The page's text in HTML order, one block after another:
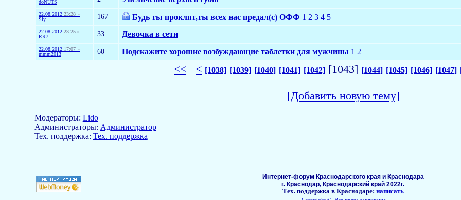
doNUTS
22.08.2012 23:28 »
Sly
167 Будь ты проклят,ты всех нас предал(с) ОФФ 1 2 3 4 5
22.08.2012 23:25 »
RR7
33 Девочка в сети
22.08.2012 17:07 »
mmm2013
60 Подскажите хорошие возбуждающие таблетки для мужчины 1 2
<< < [1038] [1039] [1040] [1041] [1042] [1043] [1044] [1045] [1046] [1047]
[Добавить новую тему]
Модераторы: Lido
Aдминистраторы: Администратор
Тех. поддержка: Тех. поддержка
Интернет-форум Краснодарского края и Краснодара
г. Краснодар, Краснодарский край 2022г.
Тех. поддержка в Краснодаре: написать